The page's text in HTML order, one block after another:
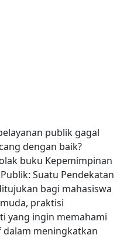
publik gagal
dengan baik?
buku Kepemimpinan
Suatu Pendekatan
bagi mahasiswa
praktisi
yang ingin memahami
meningkatkan